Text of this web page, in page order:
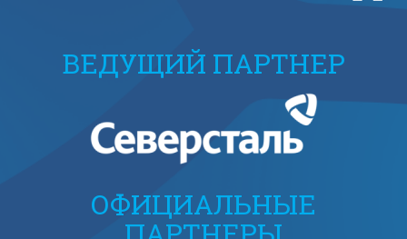
ВЕДУЩИЙ ПАРТНЕР
ОФИЦИАЛЬНЫЕ